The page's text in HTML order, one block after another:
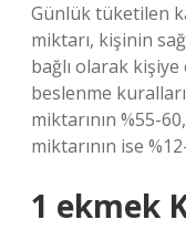
Günlük tüketilen
miktarı, kişinin
bağlı olarak kişiye
beslenme
miktarının %55-
miktarının ise
1 ekmek